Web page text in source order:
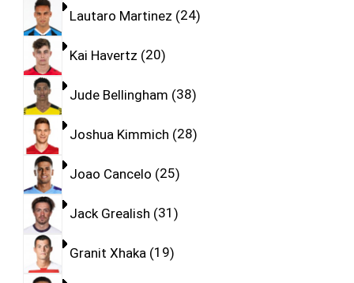
Lautaro Martinez 24
Kai Havertz 20
Jude Bellingham 38
Joshua Kimmich 28
Joao Cancelo 25
Jack Grealish 31
Granit Xhaka 19